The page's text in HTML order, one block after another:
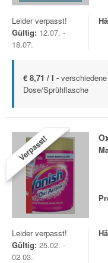
Leider verpasst!
Gültig: 12.07. -
18.07.
€ 8,71 / l -
Dose/Sprühflasche
Verpasst!
Leider verpasst!
Gültig: 25.02. -
02.03.